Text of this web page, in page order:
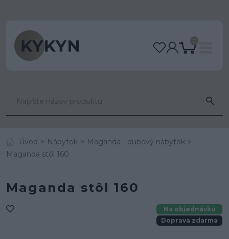
0
Úvod Nábytok
Maganda - dubový nábytok
Maganda stôl 160
Maganda stôl 160
Na objednávku
Doprava zdarma